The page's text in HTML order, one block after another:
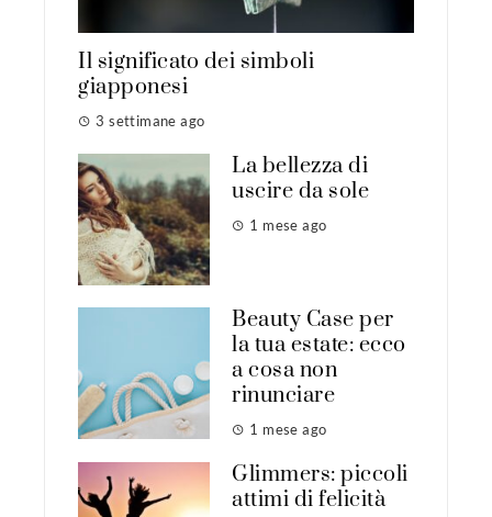
Il significato dei simboli
giapponesi
3 settimane ago
La bellezza di
uscire da sole
1 mese ago
Beauty Case per
la tua estate: ecco
a cosa non
rinunciare
1 mese ago
Glimmers: piccoli
attimi di felicità